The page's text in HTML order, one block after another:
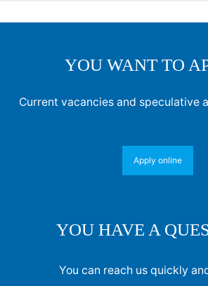
YOU WANT TO
Current vacancies and speculative
Apply online
YOU HAVE A
You can reach us quickly